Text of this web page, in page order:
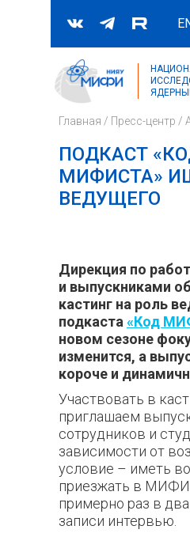
Форма
Поиск
Главная / Пресс-центр /
ПОДКАСТ
МИФИСТА»
ВЕДУЩЕГО
Дирекция по
и выпускниками
кастинг на роль
подкаста «Код
новом сезоне
изменится, а
короче и
Участвовать в
приглашаем
сотрудников и
зависимости от
условие – иметь
приезжать в МИФИ
примерно раз в
записи интервью.